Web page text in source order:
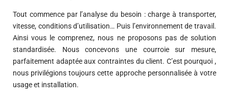
Tout commence par l’analyse du besoin : charge à transporter,
vitesse, conditions d’utilisation… Puis l’environnement de travail.
Ainsi vous le comprenez, nous ne proposons pas de solution
standardisée. Nous concevons une courroie sur mesure,
parfaitement adaptée aux contraintes du client. C’est pourquoi ,
nous privilégions toujours cette approche personnalisée à votre
usage et installation.